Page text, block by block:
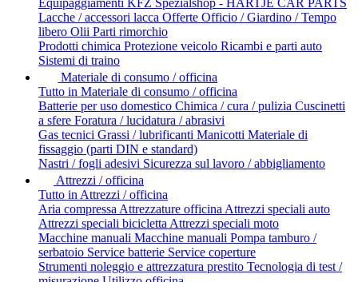
Equipaggiamenti KFZ Spezialshop - HARTJE CAR PARTS
Lacche / accessori lacca Offerte Officio / Giardino / Tempo
libero Olii Parti rimorchio
Prodotti chimica Protezione veicolo Ricambi e parti auto
Sistemi di traino
Materiale di consumo / officina
Tutto in Materiale di consumo / officina
Batterie per uso domestico Chimica / cura / pulizia Cuscinetti
a sfere Foratura / lucidatura / abrasivi
Gas tecnici Grassi / lubrificanti Manicotti Materiale di
fissaggio (parti DIN e standard)
Nastri / fogli adesivi Sicurezza sul lavoro / abbigliamento
Attrezzi / officina
Tutto in Attrezzi / officina
Aria compressa Attrezzature officina Attrezzi speciali auto
Attrezzi speciali bicicletta Attrezzi speciali moto
Macchine manuali Macchine manuali Pompa tamburo /
serbatoio Service batterie Service coperture
Strumenti noleggio e attrezzatura prestito Tecnologia di test /